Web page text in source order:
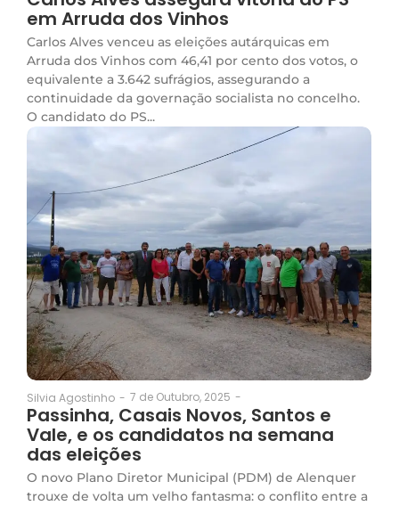
em Arruda dos Vinhos
Carlos Alves venceu as eleições autárquicas em
Arruda dos Vinhos com 46,41 por cento dos votos, o
equivalente a 3.642 sufrágios, assegurando a
continuidade da governação socialista no concelho.
O candidato do PS...
Silvia Agostinho - 7 de Outubro, 2025 -
Passinha, Casais Novos, Santos e
Vale, e os candidatos na semana
das eleições
O novo Plano Diretor Municipal (PDM) de Alenquer
trouxe de volta um velho fantasma: o conflito entre a